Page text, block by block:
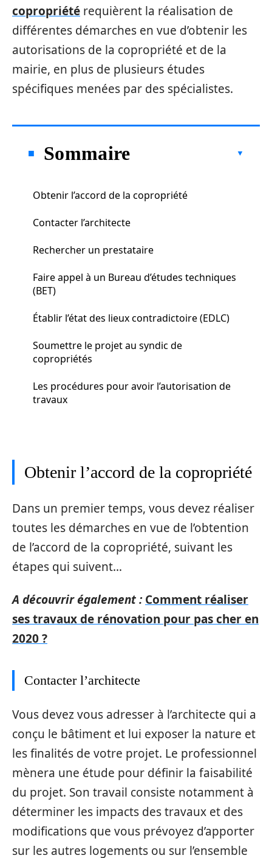
copropriété requièrent la réalisation de
différentes démarches en vue d’obtenir les
autorisations de la copropriété et de la
mairie, en plus de plusieurs études
spécifiques menées par des spécialistes.
Sommaire
Obtenir l’accord de la copropriété
Contacter l’architecte
Rechercher un prestataire
Faire appel à un Bureau d’études techniques
(BET)
Établir l’état des lieux contradictoire (EDLC)
Soumettre le projet au syndic de
copropriétés
Les procédures pour avoir l’autorisation de
travaux
Obtenir l’accord de la copropriété
Dans un premier temps, vous devez réaliser
toutes les démarches en vue de l’obtention
de l’accord de la copropriété, suivant les
étapes qui suivent…
A découvrir également : Comment réaliser
ses travaux de rénovation pour pas cher en
2020 ?
Contacter l’architecte
Vous devez vous adresser à l’architecte qui a
conçu le bâtiment et lui exposer la nature et
les finalités de votre projet. Le professionnel
mènera une étude pour définir la faisabilité
du projet. Son travail consiste notamment à
déterminer les impacts des travaux et des
modifications que vous prévoyez d’apporter
sur les autres logements ou sur l’ensemble